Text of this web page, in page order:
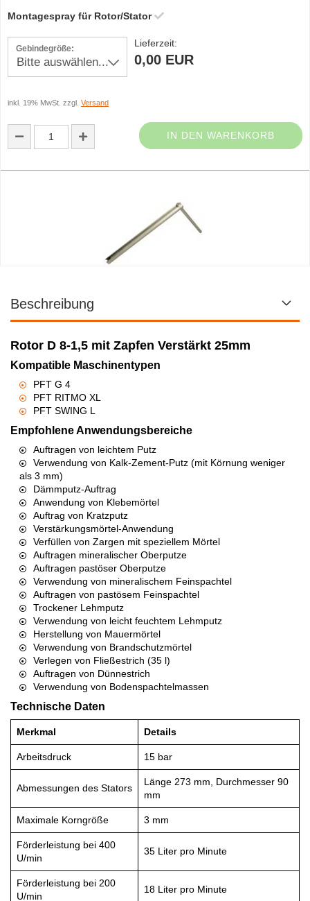
Montagespray für Rotor/Stator
Gebindegröße: Lieferzeit:
0,00 EUR
inkl. 19% MwSt. zzgl. Versand
IN DEN WARENKORB
Lieferzeit:1-3 Arbeitstage
inkl. 19% MwSt. zzgl.Versand
Beschreibung
Rotor D 8-1,5 mit Zapfen Verstärkt 25mm
Kompatible Maschinentypen
PFT G 4
PFT RITMO XL
PFT SWING L
Empfohlene Anwendungsbereiche
Auftragen von leichtem Putz
Verwendung von Kalk-Zement-Putz (mit Körnung weniger
als 3 mm)
Dämmputz-Auftrag
Anwendung von Klebemörtel
Auftrag von Kratzputz
Verstärkungsmörtel-Anwendung
Verfüllen von Zargen mit speziellem Mörtel
Auftragen mineralischer Oberputze
Auftragen pastöser Oberputze
Verwendung von mineralischem Feinspachtel
Auftragen von pastösem Feinspachtel
Trockener Lehmputz
Verwendung von leicht feuchtem Lehmputz
Herstellung von Mauermörtel
Verwendung von Brandschutzmörtel
Verlegen von Fließestrich (35 l)
Auftragen von Dünnestrich
Verwendung von Bodenspachtelmassen
Technische Daten
Merkmal Details
Arbeitsdruck 15 bar
Abmessungen des Stators
Länge 273 mm, Durchmesser 90
mm
Maximale Korngröße 3 mm
Förderleistung bei 400
U/min
35 Liter pro Minute
Förderleistung bei 200
U/min
18 Liter pro Minute